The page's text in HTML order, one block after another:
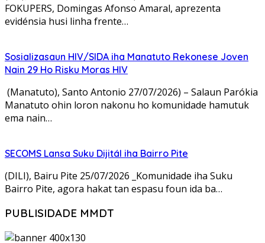
FOKUPERS, Domingas Afonso Amaral, aprezenta
evidénsia husi linha frente…
Sosializasaun HIV/SIDA iha Manatuto Rekonese Joven
Nain 29 Ho Risku Moras HIV
(Manatuto), Santo Antonio 27/07/2026) – Salaun Parókia
Manatuto ohin loron nakonu ho komunidade hamutuk
ema nain…
SECOMS Lansa Suku Dijitál iha Bairro Pite
(DILI), Bairu Pite 25/07/2026 _Komunidade iha Suku
Bairro Pite, agora hakat tan espasu foun ida ba…
PUBLISIDADE MMDT